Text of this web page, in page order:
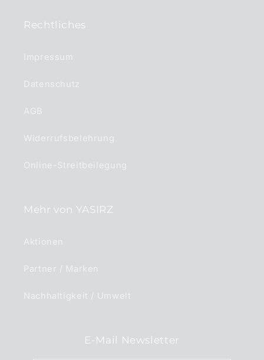
Rechtliches
Impressum
Datenschutz
AGB
Widerrufsbelehrung
Online-Streitbeilegung
Mehr von YASIRZ
Aktionen
Partner / Marken
Nachhaltigkeit / Umwelt
E-Mail Newsletter